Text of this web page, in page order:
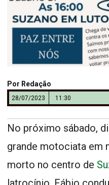
Por Redação
28/07/2023 11:30
No próximo sábado,
grande motociata
morto no centro de